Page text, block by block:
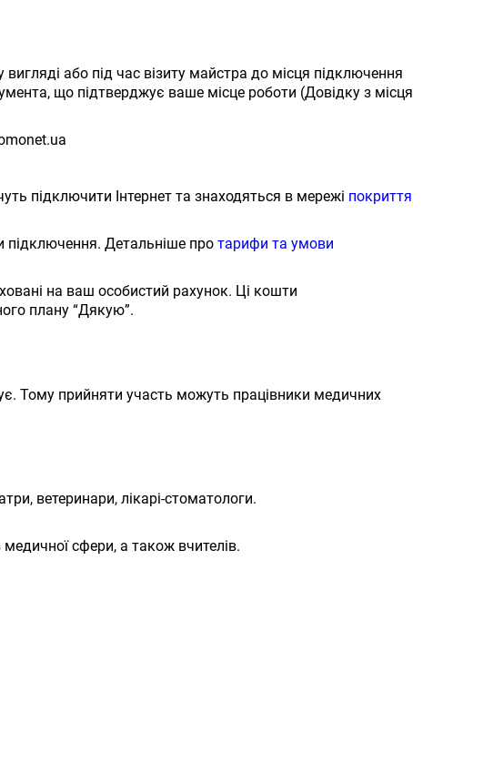
або під час візиту майстра до місця підключення
що підтверджує ваше місце роботи (Довідку з місця
підключити Інтернет та знаходяться в мережі покриття
підключення. Детальніше про тарифи та умови
на ваш особистий рахунок. Ці кошти
плану “Дякую”.
Тому прийняти участь можуть працівники медичних
ветеринари, лікарі-стоматологи.
сфери, а також вчителів.